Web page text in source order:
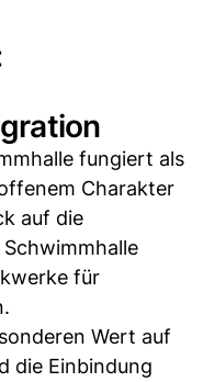
fungiert als
Charakter
auf die
für
Wert auf
die Einbindung